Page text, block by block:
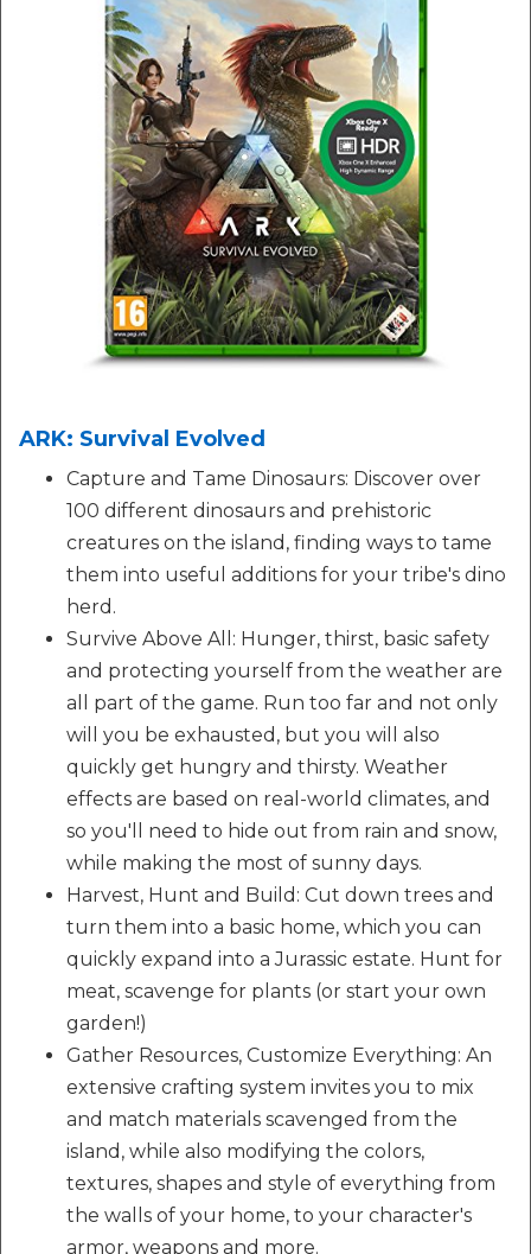
ARK: Survival Evolved
Capture and Tame Dinosaurs: Discover over
100 different dinosaurs and prehistoric
creatures on the island, finding ways to tame
them into useful additions for your tribe's dino
herd.
Survive Above All: Hunger, thirst, basic safety
and protecting yourself from the weather are
all part of the game. Run too far and not only
will you be exhausted, but you will also
quickly get hungry and thirsty. Weather
effects are based on real-world climates, and
so you'll need to hide out from rain and snow,
while making the most of sunny days.
Harvest, Hunt and Build: Cut down trees and
turn them into a basic home, which you can
quickly expand into a Jurassic estate. Hunt for
meat, scavenge for plants (or start your own
garden!)
Gather Resources, Customize Everything: An
extensive crafting system invites you to mix
and match materials scavenged from the
island, while also modifying the colors,
textures, shapes and style of everything from
the walls of your home, to your character's
armor, weapons and more.